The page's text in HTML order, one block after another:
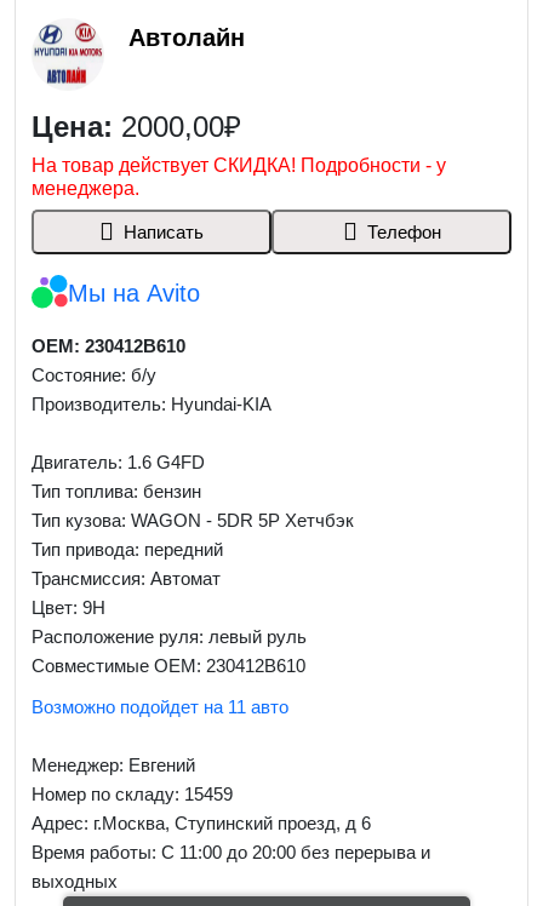
Автолайн
Цена: 2000,00₽
На товар действует СКИДКА! Подробности - у
менеджера.
Написать Телефон
Мы на Avito
OEM: 230412B610
Состояние: б/у
Производитель: Hyundai-KIA
Двигатель: 1.6 G4FD
Тип топлива: бензин
Тип кузова: WAGON - 5DR 5P Хетчбэк
Тип привода: передний
Трансмиссия: Автомат
Цвет: 9H
Расположение руля: левый руль
Совместимые OEM: 230412B610
Возможно подойдет на 11 авто
Менеджер: Евгений
Номер по складу: 15459
Адрес: г.Москва, Ступинский проезд, д 6
Время работы: С 11:00 до 20:00 без перерыва и
выходных